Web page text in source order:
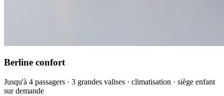
Berline confort
Jusqu'à 4 passagers · 3 grandes valises · climatisation · siège enfant
sur demande